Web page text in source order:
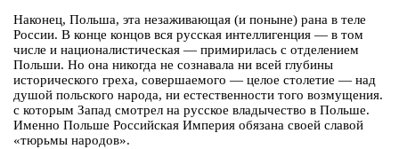
Наконец, Польша, эта незаживающая (и поныне) рана в теле
России. В конце концов вся русская интеллигенция — в том
числе и националистическая — примирилась с отделением
Польши. Но она никогда не сознавала ни всей глубины
исторического греха, совершаемого — целое столетие — над
душой польского народа, ни естественности того возмущения.
с которым Запад смотрел на русское владычество в Польше.
Именно Польше Российская Империя обязана своей славой
«тюрьмы народов».